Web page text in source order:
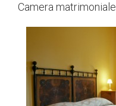
Camera matrimoniale